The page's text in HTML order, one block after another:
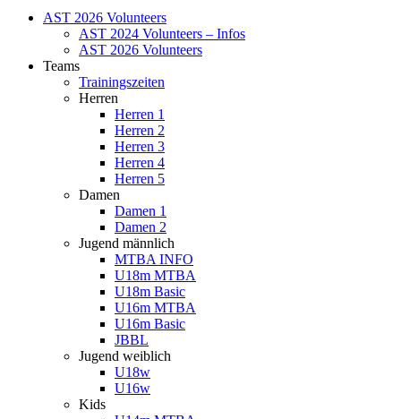
AST 2026 Volunteers
AST 2024 Volunteers – Infos
AST 2026 Volunteers
Teams
Trainingszeiten
Herren
Herren 1
Herren 2
Herren 3
Herren 4
Herren 5
Damen
Damen 1
Damen 2
Jugend männlich
MTBA INFO
U18m MTBA
U18m Basic
U16m MTBA
U16m Basic
JBBL
Jugend weiblich
U18w
U16w
Kids